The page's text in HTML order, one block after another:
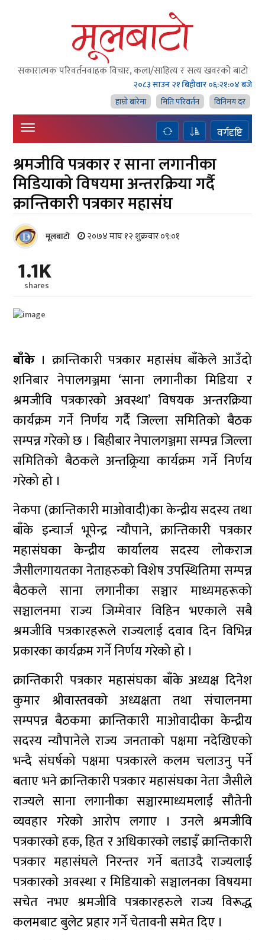
सकारात्मक परिवर्तनवाहक विचार, कला/साहित्य र सत्य खवरको बाटाे
२०८३ साउन २१ बिहीवार०६:२१:०५ बजे
हाम्राे बारेमा
मिति परिवर्तन विनिमय दर
वर्गदृष्टि
श्रमजीवि पत्रकार र साना लगानीका
मिडियाको विषयमा अन्तरक्रिया गर्दै
क्रान्तिकारी पत्रकार महासंघ
मूलबाटाे २०७४ माघ १२ शुक्रवार ०९:०१
1.1K
shares
बाँके । क्रान्तिकारी पत्रकार महासंघ बाँकेले आउँदो
शनिबार नेपालगञ्जमा ‘साना लगानीका मिडिया र
श्रमजीवि पत्रकारको अवस्था’ विषयक अन्तरक्रिया
कार्यक्रम गर्ने निर्णय गर्दै जिल्ला समितिको बैठक
सम्पन्न गरेको छ । बिहीबार नेपालगञ्जमा सम्पन्न जिल्ला
समितिको बैठकले अन्तक्र्रिया कार्यक्रम गर्ने निर्णय
गरेको हो ।
नेकपा (क्रान्तिकारी माओवादी)का केन्द्रीय सदस्य तथा
बाँके इन्चार्ज भूपेन्द्र न्यौपाने, क्रान्तिकारी पत्रकार
महासंघका केन्द्रीय कार्यालय सदस्य लोकराज
जैसीलगायतका नेताहरुको विशेष उपस्थितिमा सम्पन्न
बैठकले साना लगानीका सञ्चार माध्यमहरूको
सञ्चालनमा राज्य जिम्मेवार विहिन भएकाले सबै
श्रमजीवि पत्रकारहरूले राज्यलाई दवाव दिन विभिन्न
प्रकारका कार्यक्रम गर्ने निर्णय गरेको हो ।
क्रान्तिकारी पत्रकार महासंघका बाँके अध्यक्ष दिनेश
कुमार श्रीवास्तवको अध्यक्षता तथा संचालनमा
सम्पपन्न बैठकमा क्रान्तिकारी माओवादीका केन्द्रीय
सदस्य न्यौपानेले राज्य जनताको पक्षमा नदेखिएको
भन्दै संघर्षको पक्षमा पत्रकारले कलम चलाउनु पर्ने
बताए भने क्रान्तिकारी पत्रकार महासंघका नेता जैसीले
राज्यले साना लगानीका सञ्चारमाध्यमलाई सौतेनी
व्यवहार गरेको आरोप लगाए । उनले श्रमजीवि
पत्रकारको हक, हित र अधिकारको लडाइँ क्रान्तिकारी
पत्रकार महासंघले निरन्तर गर्ने बताउदै राज्यलाई
पत्रकारको अवस्था र मिडियाको सञ्चालनका विषयमा
सचेत नभए श्रमजीवि पत्रकारहरुले राज्य विरूद्ध
कलमबाट बुलेट प्रहार गर्ने चेतावनी समेत दिए ।